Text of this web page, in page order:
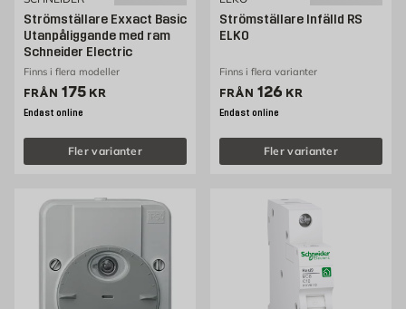
Strömställare Exxact Basic
Utanpåliggande med ram
Schneider Electric
Finns i flera modeller
FRÅN Pris 175 kr
175 KR
Endast online
Fler varianter
Strömställare Infälld RS
ELKO
Finns i flera varianter
FRÅN Pris 126 kr
126 KR
Endast online
Fler varianter